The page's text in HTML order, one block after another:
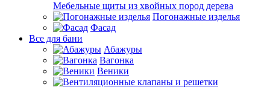
Мебельные щиты из хвойных пород дерева
Погонажные изделья
Фасад
Все для бани
Абажуры
Вагонка
Веники